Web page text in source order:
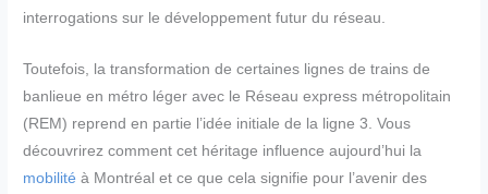
interrogations sur le développement futur du réseau.
Toutefois, la transformation de certaines lignes de trains de
banlieue en métro léger avec le Réseau express métropolitain
(REM) reprend en partie l’idée initiale de la ligne 3. Vous
découvrirez comment cet héritage influence aujourd’hui la
mobilité à Montréal et ce que cela signifie pour l’avenir des